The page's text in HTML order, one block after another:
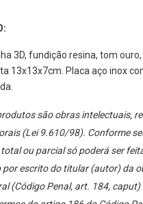
3D, fundição resina, tom
13x13x7cm. Placa aço inox
são obras intelectuais,
(Lei 9.610/98). Conforme
ou parcial só poderá ser
escrito do titular (autor) da
(Código Penal, art. 184, caput)